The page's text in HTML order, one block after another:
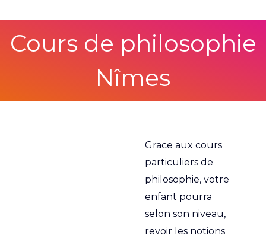
Cours de philosophie
Nîmes
Grace aux cours
particuliers de
philosophie, votre
enfant pourra
selon son niveau,
revoir les notions